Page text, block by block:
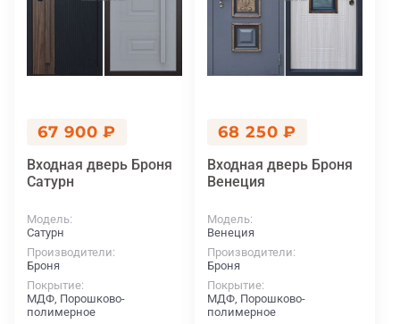
67 900 ₽
Входная дверь Броня
Сатурн
Модель
Сатурн
Производители
Броня
Покрытие
МДФ, Порошково-
полимерное
68 250 ₽
Входная дверь Броня
Венеция
Модель
Венеция
Производители
Броня
Покрытие
МДФ, Порошково-
полимерное